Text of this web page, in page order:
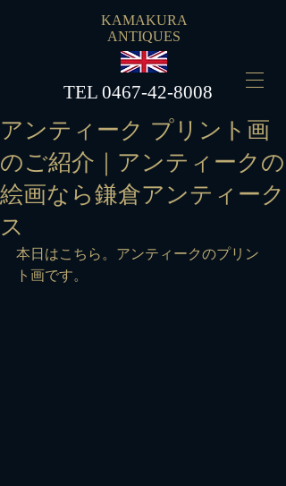
KAMAKURA
ANTIQUES
​TEL 0467-42-8008
アンティーク プリント画
のご紹介｜アンティークの
絵画なら鎌倉アンティーク
ス
本日はこちら。アンティークのプリン
ト画です。